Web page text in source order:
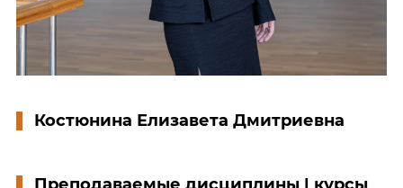
Костюнина Елизавета Дмитриевна